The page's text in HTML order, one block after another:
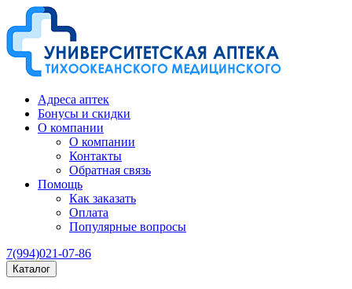
Адреса аптек
Бонусы и скидки
О компании
О компании
Контакты
Обратная связь
Помощь
Как заказать
Оплата
Популярные вопросы
7(994)021-07-86
Каталог